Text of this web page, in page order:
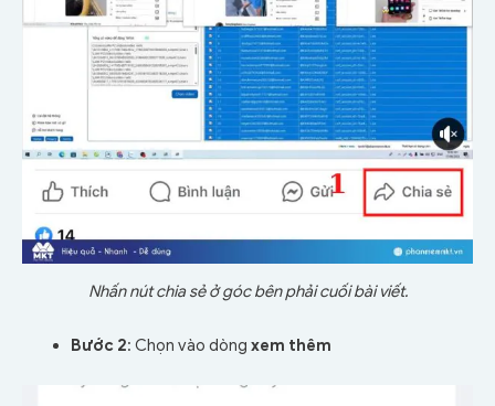
Nhấn nút chia sẻ ở góc bên phải cuối bài viết.
Bước 2: Chọn vào dòng xem thêm